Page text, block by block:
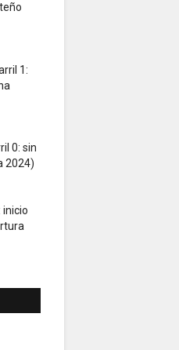
1:
0: sin
2024)
inicio